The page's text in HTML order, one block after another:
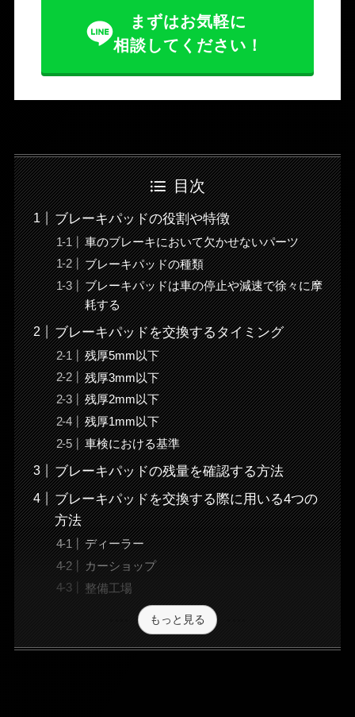
まずはお気軽に
相談してください！
目次
ブレーキパッドの役割や特徴
車のブレーキにおいて欠かせないパーツ
ブレーキパッドの種類
ブレーキパッドは車の停止や減速で徐々に摩
耗する
ブレーキパッドを交換するタイミング
残厚5mm以下
残厚3mm以下
残厚2mm以下
残厚1mm以下
車検における基準
ブレーキパッドの残量を確認する方法
ブレーキパッドを交換する際に用いる4つの
方法
ディーラー
カーショップ
整備工場
もっと見る